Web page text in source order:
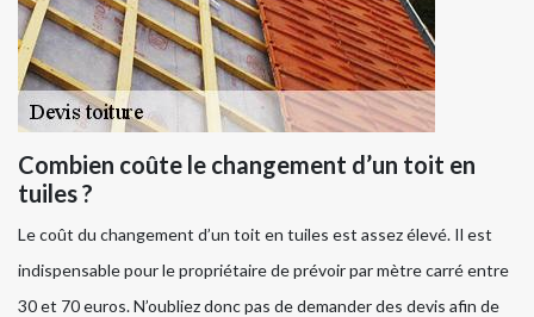
Combien coûte le changement d’un toit en
tuiles ?
Le coût du changement d’un toit en tuiles est assez élevé. Il est
indispensable pour le propriétaire de prévoir par mètre carré entre
30 et 70 euros. N’oubliez donc pas de demander des devis afin de